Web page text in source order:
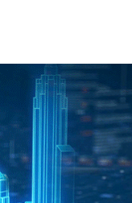
意的事项